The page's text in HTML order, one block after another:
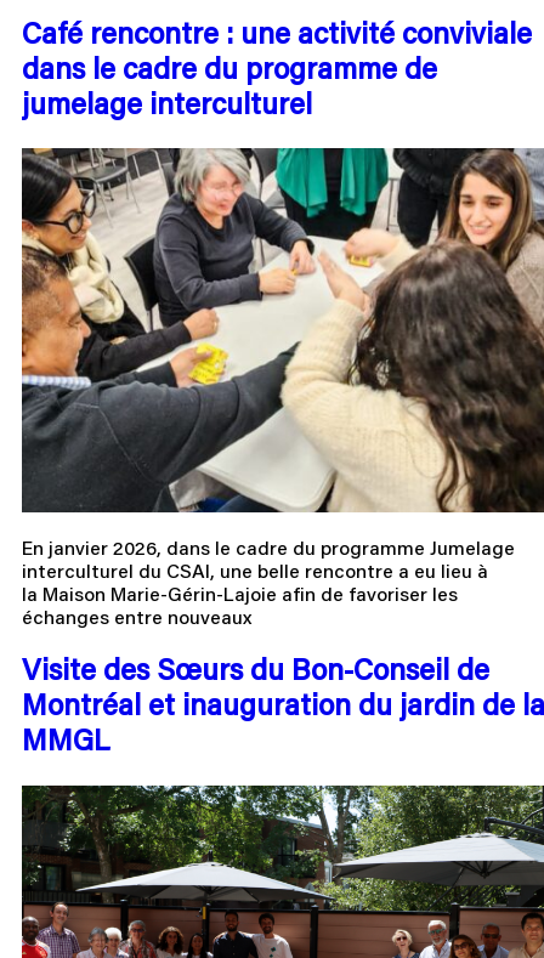
Café rencontre : une activité conviviale
dans le cadre du programme de
jumelage interculturel
En janvier 2026, dans le cadre du programme Jumelage
interculturel du CSAI, une belle rencontre a eu lieu à
la Maison Marie-Gérin-Lajoie afin de favoriser les
échanges entre nouveaux
Visite des Sœurs du Bon-Conseil de
Montréal et inauguration du jardin de la
MMGL